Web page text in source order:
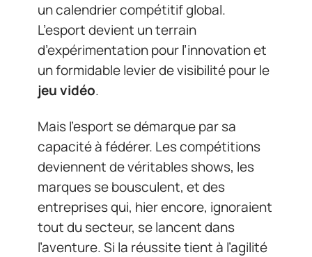
un calendrier compétitif global.
L’esport devient un terrain
d’expérimentation pour l’innovation et
un formidable levier de visibilité pour le
jeu vidéo.
Mais l’esport se démarque par sa
capacité à fédérer. Les compétitions
deviennent de véritables shows, les
marques se bousculent, et des
entreprises qui, hier encore, ignoraient
tout du secteur, se lancent dans
l’aventure. Si la réussite tient à l’agilité